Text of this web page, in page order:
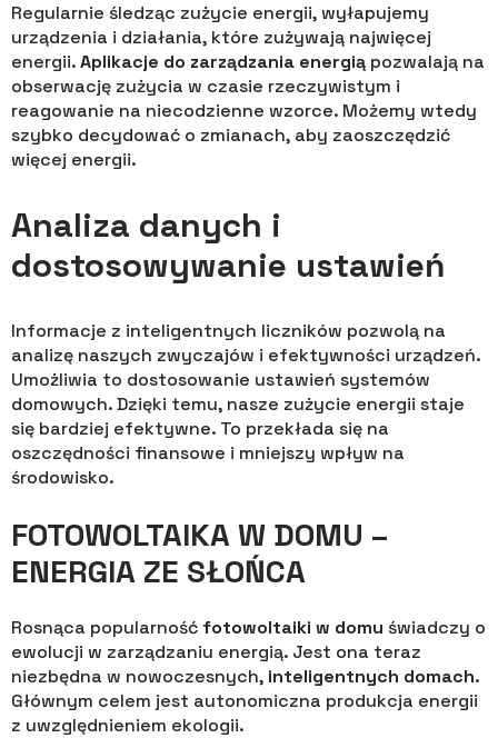
Regularnie śledząc zużycie energii, wyłapujemy
urządzenia i działania, które zużywają najwięcej
energii.Aplikacje do zarządzania energią pozwalają na
obserwację zużycia w czasie rzeczywistym i
reagowanie na niecodzienne wzorce. Możemy wtedy
szybko decydować o zmianach, aby zaoszczędzić
więcej energii.
Analiza danych i
dostosowywanie ustawień
Informacje z inteligentnych liczników pozwolą na
analizę naszych zwyczajów i efektywności urządzeń.
Umożliwia to dostosowanie ustawień systemów
domowych. Dzięki temu, nasze zużycie energii staje
się bardziej efektywne. To przekłada się na
oszczędności finansowe i mniejszy wpływ na
środowisko.
FOTOWOLTAIKA W DOMU –
ENERGIA ZE SŁOŃCA
Rosnąca popularność fotowoltaiki w domu świadczy o
ewolucji w zarządzaniu energią. Jest ona teraz
niezbędna w nowoczesnych, inteligentnych domach.
Głównym celem jest autonomiczna produkcja energii
z uwzględnieniem ekologii.